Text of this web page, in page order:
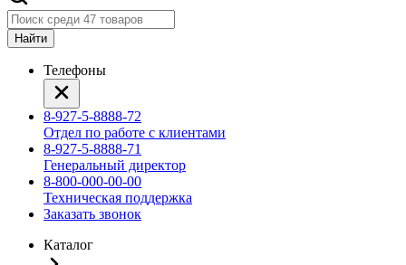
Найти
Телефоны
8-927-5-8888-72
Отдел по работе с клиентами
8-927-5-8888-71
Генеральный директор
8-800-000-00-00
Техническая поддержка
Заказать звонок
Каталог